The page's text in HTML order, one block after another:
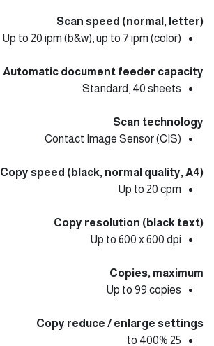
Scan speed (normal, letter)
Up to 20 ipm (b&w), up to 7 ipm (color)
Automatic document feeder capacity
Standard, 40 sheets
Scan technology
Contact Image Sensor (CIS)
Copy speed (black, normal quality, A4)
Up to 20 cpm
Copy resolution (black text)
Up to 600 x 600 dpi
Copies, maximum
Up to 99 copies
Copy reduce / enlarge settings
25 to 400%